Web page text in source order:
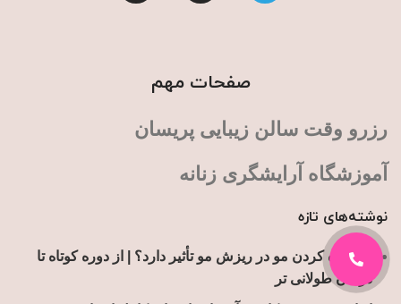
صفحات مهم
رزرو وقت سالن زیبایی پریسان
آموزشگاه آرایشگری زنانه
نوشته‌های تازه
آیا کوتاه کردن مو در ریزش مو تأثیر دارد؟ | از دوره کوتاه تا
درمان طولانی تر